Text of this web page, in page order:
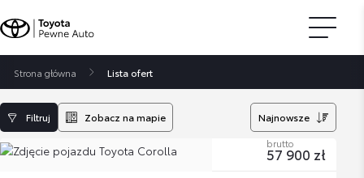
Strona główna Lista ofert
Filtruj Zobacz na mapie Najnowsze
brutto
57 900 zł